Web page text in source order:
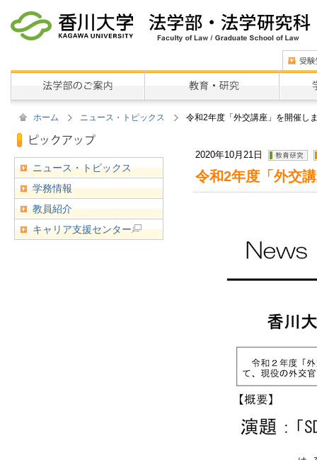
ホーム ニュース・トピックス 令和2年度「外交講座」を開催し
2020年10月21日
令和2年度「外交
ニュース・トピックス
学務情報
教員紹介
キャリア支援センター